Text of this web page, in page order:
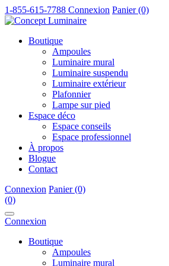
1-855-615-7788 Connexion Panier (0)
Boutique
Ampoules
Luminaire mural
Luminaire suspendu
Luminaire extérieur
Plafonnier
Lampe sur pied
Espace déco
Espace conseils
Espace professionnel
À propos
Blogue
Contact
Connexion Panier (0)
(0)
Connexion
Boutique
Ampoules
Luminaire mural